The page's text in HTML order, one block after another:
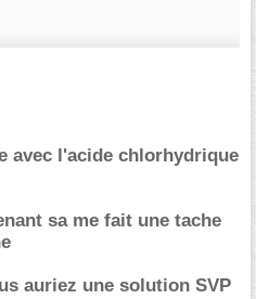
avec l'acide chlorhydrique
sa me fait une tache
auriez une solution SVP